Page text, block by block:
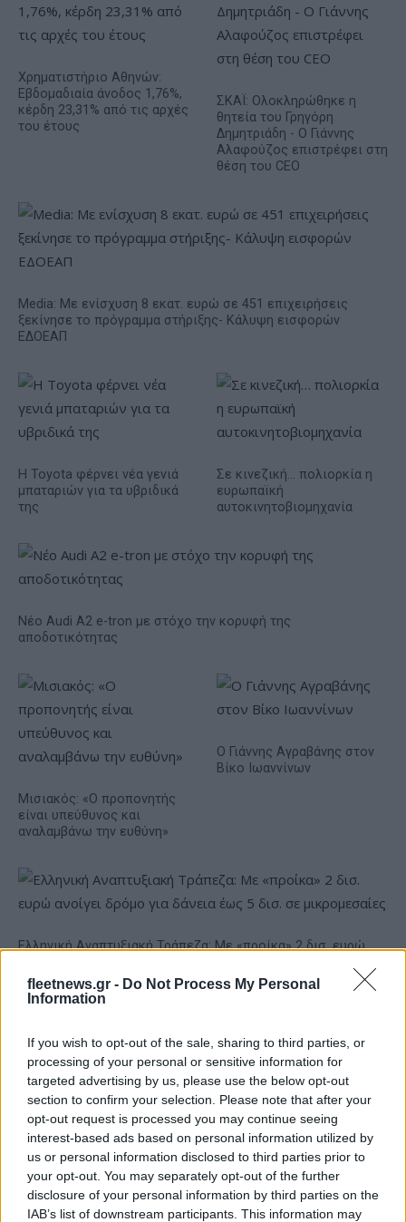
fleetnews.gr - Do Not Process My Personal
Information
If you wish to opt-out of the sale, sharing to third parties, or
processing of your personal or sensitive information for
targeted advertising by us, please use the below opt-out
section to confirm your selection. Please note that after your
opt-out request is processed you may continue seeing
interest-based ads based on personal information utilized by
us or personal information disclosed to third parties prior to
your opt-out. You may separately opt-out of the further
disclosure of your personal information by third parties on the
IAB’s list of downstream participants. This information may
Χρηματιστήριο Αθηνών:
Εβδομαδιαία άνοδος 1,76%,
κέρδη 23,31% από τις αρχές
του έτους
ΣΚΑΪ: Ολοκληρώθηκε η
θητεία του Γρηγόρη
Δημητριάδη - Ο Γιάννης
Αλαφούζος επιστρέφει στη
θέση του CEO
Media: Με ενίσχυση 8 εκατ. ευρώ σε 451 επιχειρήσεις
ξεκίνησε το πρόγραμμα στήριξης- Κάλυψη εισφορών
ΕΔΟΕΑΠ
Η Toyota φέρνει νέα γενιά
μπαταριών για τα υβριδικά
της
Σε κινεζική… πολιορκία η
ευρωπαϊκή
αυτοκινητοβιομηχανία
Νέο Audi A2 e-tron με στόχο την κορυφή της
αποδοτικότητας
Μισιακός: «Ο προπονητής
είναι υπεύθυνος και
αναλαμβάνω την ευθύνη»
Ο Γιάννης Αγραβάνης στον
Βίκο Ιωαννίνων
Ελληνική Αναπτυξιακή Τράπεζα: Με «προίκα» 2 δισ. ευρώ
Β.Σ. Καρούλιας: Τζίρος 98,7
εκατ. ευρώ και αύξηση
κερδών 57% - Τα νέα
στοιχήματα σε low & non
alcohol
Deloitte Ελλάδος:
Χρηματοοικονομικός
σύμβουλος της ΔΕΗ για την
είσοδο στην πολωνική
αγορά ενέργειας